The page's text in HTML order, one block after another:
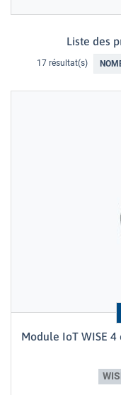
Liste des
17 résultat(s)
Module IoT WISE